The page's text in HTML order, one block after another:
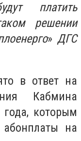
платить
решении
» ДГС
в ответ на
Кабмина
которым
абонплаты на